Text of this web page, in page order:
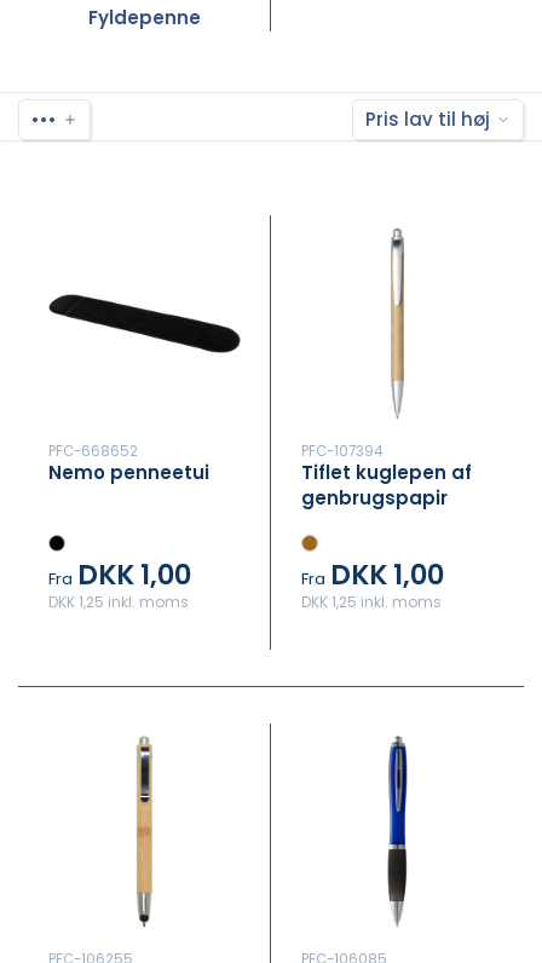
Fyldepenne
••• Pris lav til høj
PFC-668652
Nemo penneetui
Fra DKK 1,00
DKK 1,25 inkl. moms
PFC-107394
Tiflet kuglepen af
genbrugspapir
Fra DKK 1,00
DKK 1,25 inkl. moms